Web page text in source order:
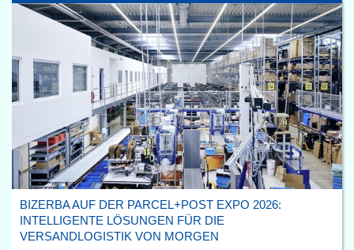
BIZERBA AUF DER PARCEL+POST EXPO 2026:
INTELLIGENTE LÖSUNGEN FÜR DIE
VERSANDLOGISTIK VON MORGEN